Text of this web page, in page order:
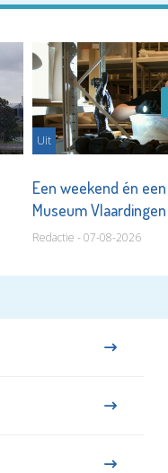
Uit
Een weekend én
Museum
Redactie - 07-08-2026